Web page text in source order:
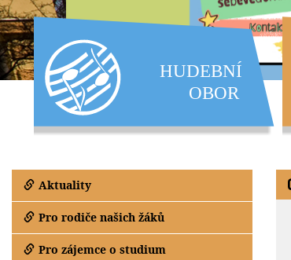
Aktuality
Pro rodiče našich žáků
Pro zájemce o studium